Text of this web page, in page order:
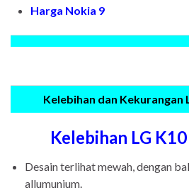
Harga Nokia 9
Kelebihan dan Kekurangan
Kelebihan LG
Desain terlihat mewah, dengan
allumunium.